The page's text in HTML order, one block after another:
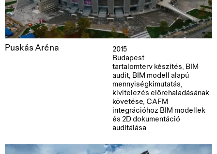
Puskás Aréna
2015
Budapest
tartalomterv készítés, BIM
audit, BIM modell alapú
mennyiségkimutatás,
kivitelezés előrehaladásának
követése, CAFM
integrációhoz BIM modellek
és 2D dokumentáció
auditálása